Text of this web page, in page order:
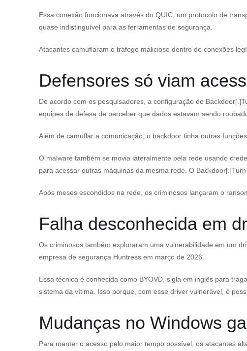
Essa conexão funcionava através do QUIC, um protocolo de
quase indistinguível para as ferramentas de segurança.
Atacantes camuflaram o tráfego malicioso dentro de conexões
Defensores só viam
De acordo com os pesquisadores, a configuração do
equipes de defesa de perceber que dados estavam sendo
Além de camuflar a comunicação, o backdoor tinha outras
O malware também se movia lateralmente pela rede usando
para acessar outras máquinas da mesma rede. O
Após meses escondidos na rede, os criminosos lançaram o
Falha desconhecida em
Os criminosos também exploraram uma vulnerabilidade em um
empresa de segurança Huntress em março de 2026.
Essa técnica é conhecida como BYOVD, sigla em inglês para
sistema da vítima. Isso porque, com esse driver vulnerável, é
Mudanças no Windows
Para manter o acesso pelo maior tempo possível, os atacantes